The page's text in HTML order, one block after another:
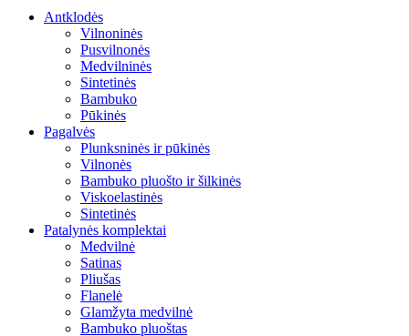
Antklodės
Vilnoninės
Pusvilnonės
Medvilninės
Sintetinės
Bambuko
Pūkinės
Pagalvės
Plunksninės ir pūkinės
Vilnonės
Bambuko pluošto ir šilkinės
Viskoelastinės
Sintetinės
Patalynės komplektai
Medvilnė
Satinas
Pliušas
Flanelė
Glamžyta medvilnė
Bambuko pluoštas